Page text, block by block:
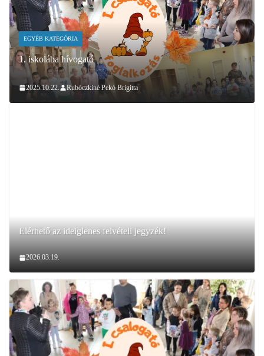
EGYÉB KATEGÓRIA
1. iskolába hívogató
2025.10.22. Rubóczkiné Pekó Brigitta
Elérhető az ideiglenes felvételi jegyzék!
2026.03.19.